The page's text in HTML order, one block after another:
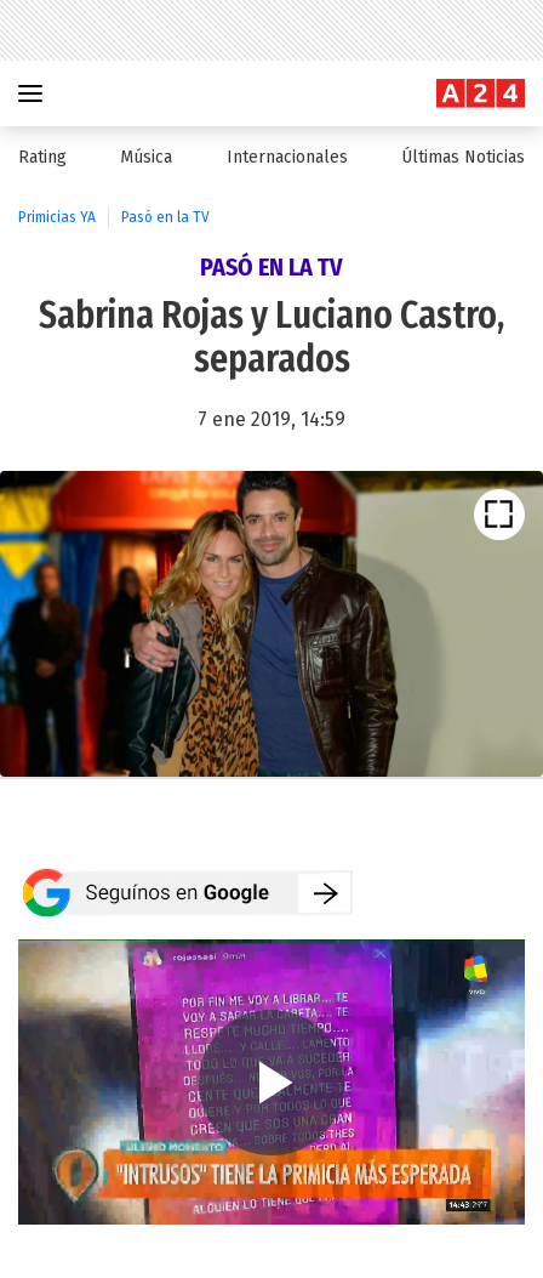
Rating Música Internacionales Últimas Noticias
Primicias YA Pasó en la TV
PASÓ EN LA TV
Sabrina Rojas y Luciano Castro,
separados
7 ene 2019, 14:59